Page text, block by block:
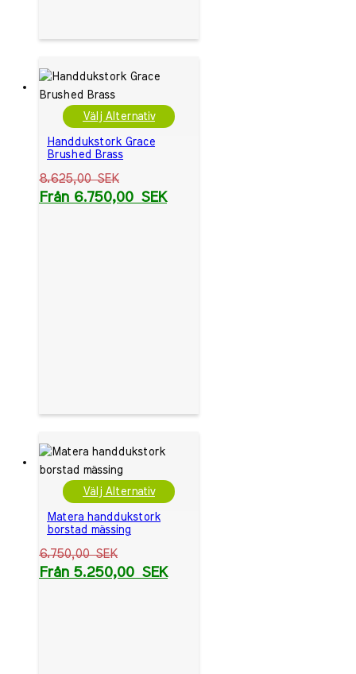
Välj Alternativ
Handdukstork Grace
Brushed Brass
8.625,00SEK
Från 6.750,00 SEK
Välj Alternativ
Matera handdukstork
borstad mässing
6.750,00SEK
Från 5.250,00 SEK